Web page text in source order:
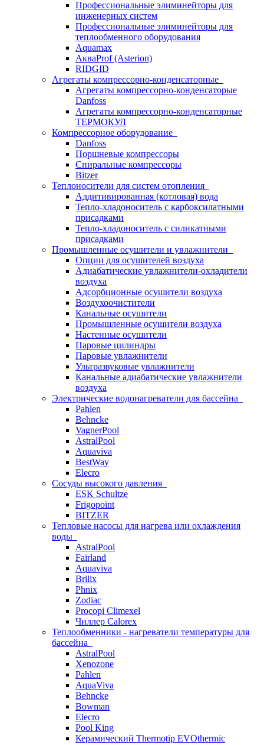
Профессиональные элиминейторы для
инженерных систем
Профессиональные элиминейторы для
теплообменного оборудования
Aquamax
АкваProf (Asterion)
RIDGID
Агрегаты компрессорно-конденсаторные
Агрегаты компрессорно-конденсаторые
Danfoss
Агрегаты компрессорно-конденсаторные
ТЕРМОКУЛ
Компрессорное оборудование
Danfoss
Поршневые компрессоры
Спиральные компрессоры
Bitzer
Теплоносители для систем отопления
Аддитивированная (котловая) вода
Тепло-хладоноситель с карбоксилатными
присадками
Тепло-хладоноситель с силикатными
присадками
Промышленные осушители и увлажнители
Опции для осушителей воздуха
Адиабатические увлажнители-охладители
воздуха
Адсорбционные осушители воздуха
Воздухоочистители
Канальные осушители
Промышленные осушители воздуха
Настенные осушители
Паровые цилиндры
Паровые увлажнители
Ультразвуковые увлажнители
Канальные адиабатические увлажнители
воздуха
Электрические водонагреватели для бассейна
Pahlen
Behncke
VagnerPool
AstralPool
Aquaviva
BestWay
Elecro
Сосуды высокого давления
ESK Schultze
Frigopoint
BITZER
Тепловые насосы для нагрева или охлаждения
воды
AstralPool
Fairland
Aquaviva
Brilix
Phnix
Zodiac
Procopi Climexel
Чиллер Calorex
Теплообменники - нагреватели температуры для
бассейна
AstralPool
Xenozone
Pahlen
AquaViva
Behncke
Bowman
Elecro
Pool King
Керамический Thermotip EVOthermic